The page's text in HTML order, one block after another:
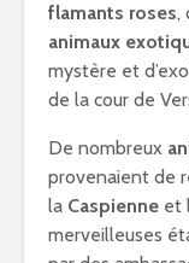
flamants roses,
animaux
mystère et
de la cour de
De nombreux
provenaient de
la Caspienne et
merveilleuses